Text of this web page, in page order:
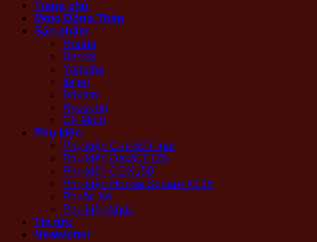
Trang chủ
Moto Đồng Tháp
Sản phẩm
Honda
Benda
Yamaha
Italjet
Brixton
Hyosung
CF Moto
Phụ kiện
Phụ kiện Cub 50 Final
Phụ kiện Dax/CT125
Phụ kiện CGX150
Phụ kiện Honda Square X125
Phuộc Xe
Phụ kiện khác
Tin tức
Newsletter